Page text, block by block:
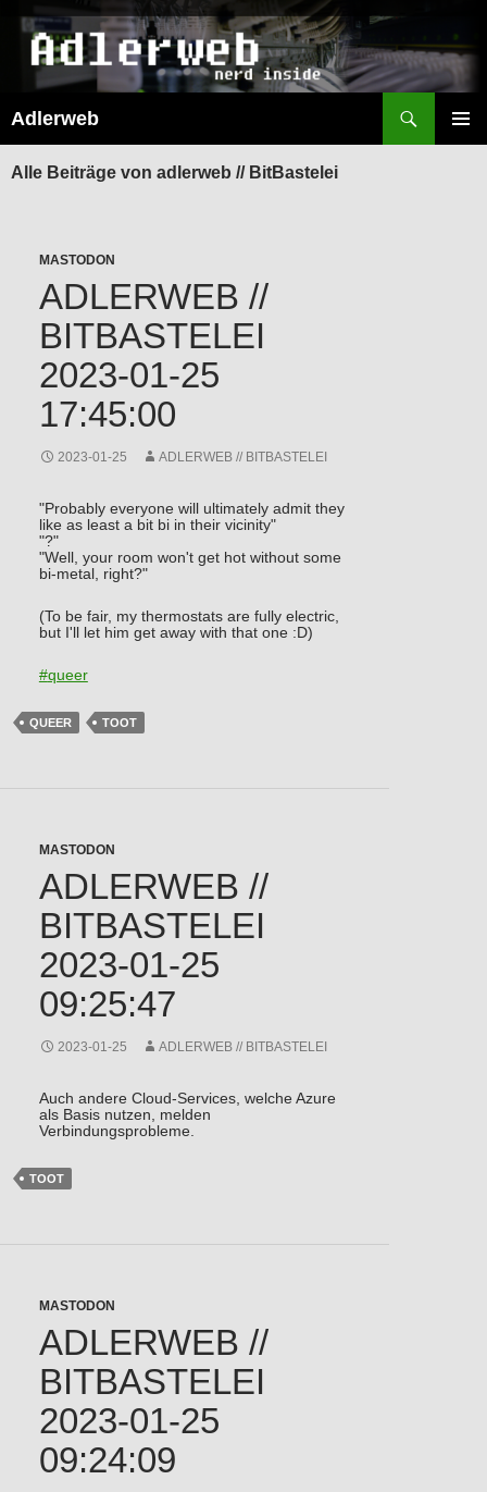
Adlerweb
SPRINGEN
Alle Beiträge von adlerweb // BitBastelei
MASTODON
ADLERWEB //
BITBASTELEI
2023-01-25
17:45:00
2023-01-25 ADLERWEB // BITBASTELEI
"Probably everyone will ultimately admit they
like as least a bit bi in their vicinity"
"?"
"Well, your room won't get hot without some
bi-metal, right?"
(To be fair, my thermostats are fully electric,
but I'll let him get away with that one :D)
#queer
QUEER TOOT
MASTODON
ADLERWEB //
BITBASTELEI
2023-01-25
09:25:47
2023-01-25 ADLERWEB // BITBASTELEI
Auch andere Cloud-Services, welche Azure
als Basis nutzen, melden
Verbindungsprobleme.
TOOT
MASTODON
ADLERWEB //
BITBASTELEI
2023-01-25
09:24:09